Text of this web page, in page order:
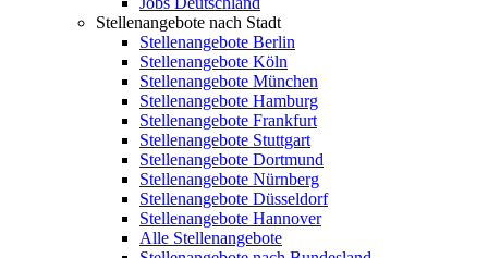
Stellenangebote nach Stadt
Stellenangebote Berlin
Stellenangebote Köln
Stellenangebote München
Stellenangebote Hamburg
Stellenangebote Frankfurt
Stellenangebote Stuttgart
Stellenangebote Dortmund
Stellenangebote Nürnberg
Stellenangebote Düsseldorf
Stellenangebote Hannover
Alle Stellenangebote